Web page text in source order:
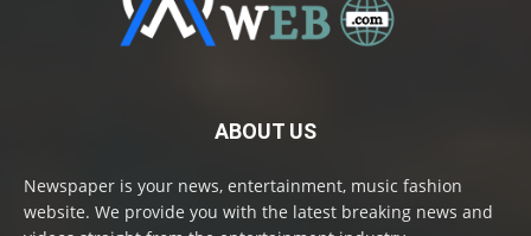
ABOUT US
Newspaper is your news, entertainment, music fashion
website. We provide you with the latest breaking news and